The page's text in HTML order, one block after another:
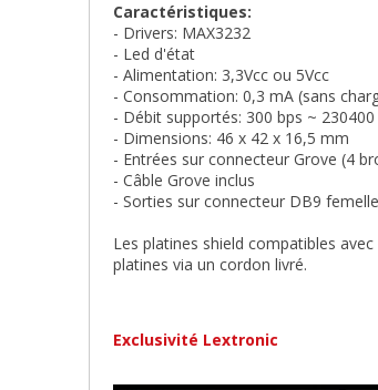
Caractéristiques:
- Drivers: MAX3232
- Led d'état
- Alimentation: 3,3Vcc ou 5Vcc
- Consommation: 0,3 mA (sans
- Débit supportés: 300 bps ~ 230400
- Dimensions: 46 x 42 x 16,5 mm
- Entrées sur connecteur Grove (4
- Câble Grove inclus
- Sorties sur connecteur DB9 femelle
Les platines shield compatibles
platines via un cordon livré.
Exclusivité Lextronic